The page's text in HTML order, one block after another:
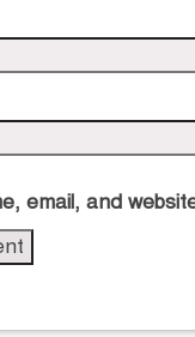
email, and